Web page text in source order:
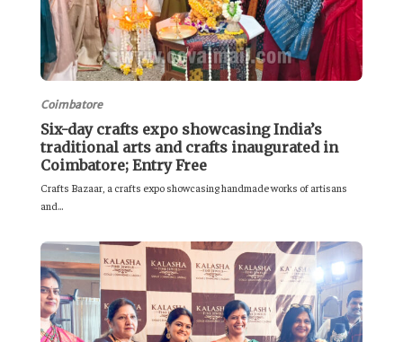
Coimbatore
Six-day crafts expo showcasing India’s
traditional arts and crafts inaugurated in
Coimbatore; Entry Free
Crafts Bazaar, a crafts expo showcasing handmade works of artisans
and...